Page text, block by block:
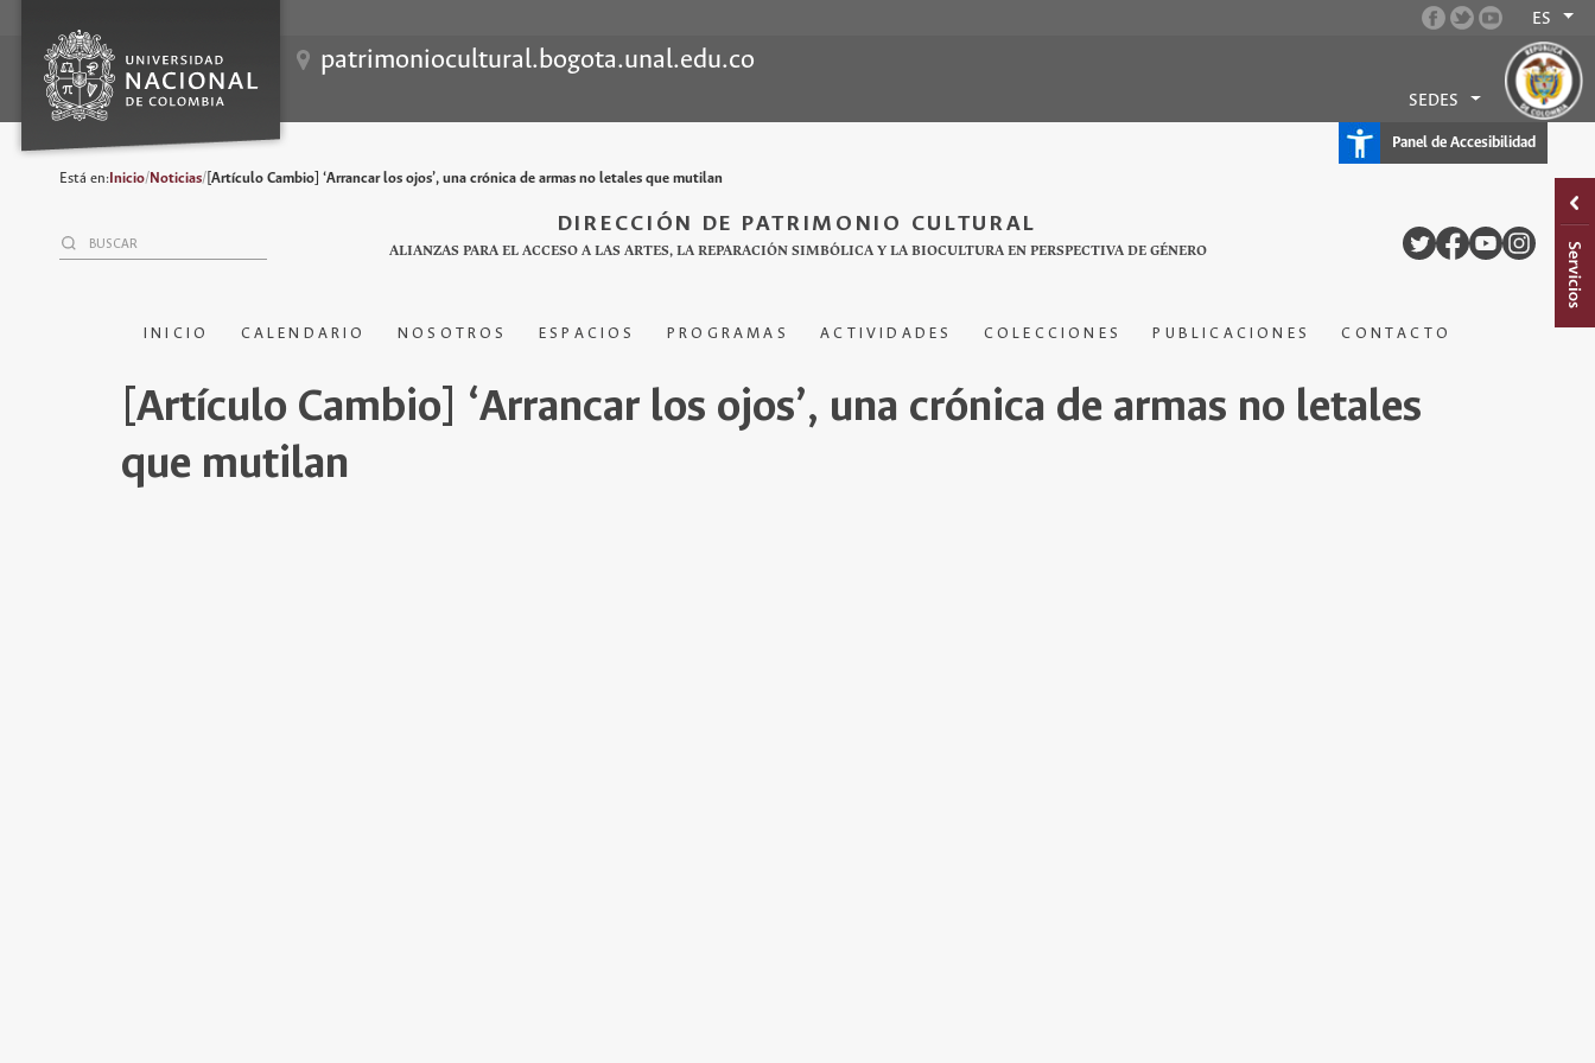
ES
patrimoniocultural.bogota.unal.edu.co
SEDES
Panel de Accesibilidad
Está en: Inicio/Noticias/ [Artículo Cambio] ‘Arrancar los ojos’, una crónica de armas no letales que mutilan
DIRECCIÓN DE PATRIMONIO CULTURAL
ALIANZAS PARA EL ACCESO A LAS ARTES, LA REPARACIÓN SIMBÓLICA Y LA BIOCULTURA EN PERSPECTIVA DE GÉNERO
INICIO CALENDARIO NOSOTROS ESPACIOS PROGRAMAS ACTIVIDADES COLECCIONES PUBLICACIONES CONTACTO
[Artículo Cambio] ‘Arrancar los ojos’, una crónica de armas no letales
que mutilan